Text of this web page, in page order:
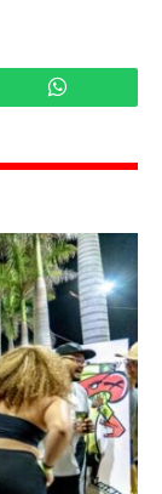
WhatsApp